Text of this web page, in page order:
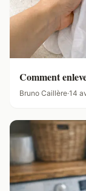
Comment
Bruno Caillère·14